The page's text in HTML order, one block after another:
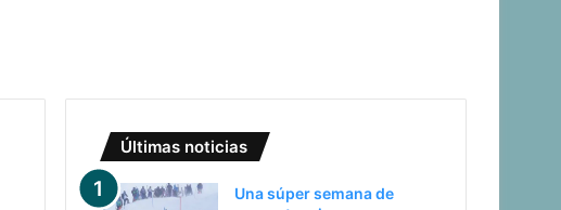
Últimas noticias
Una súper semana de